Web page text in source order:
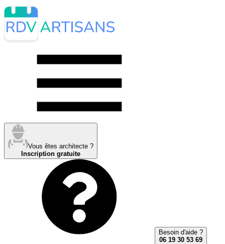
Vous êtes architecte ?
Inscription gratuite
Besoin d'aide ?
06 19 30 53 69